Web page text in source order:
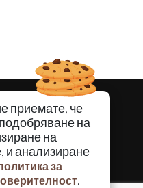
приемате, че
на
на
и анализиране
за
.